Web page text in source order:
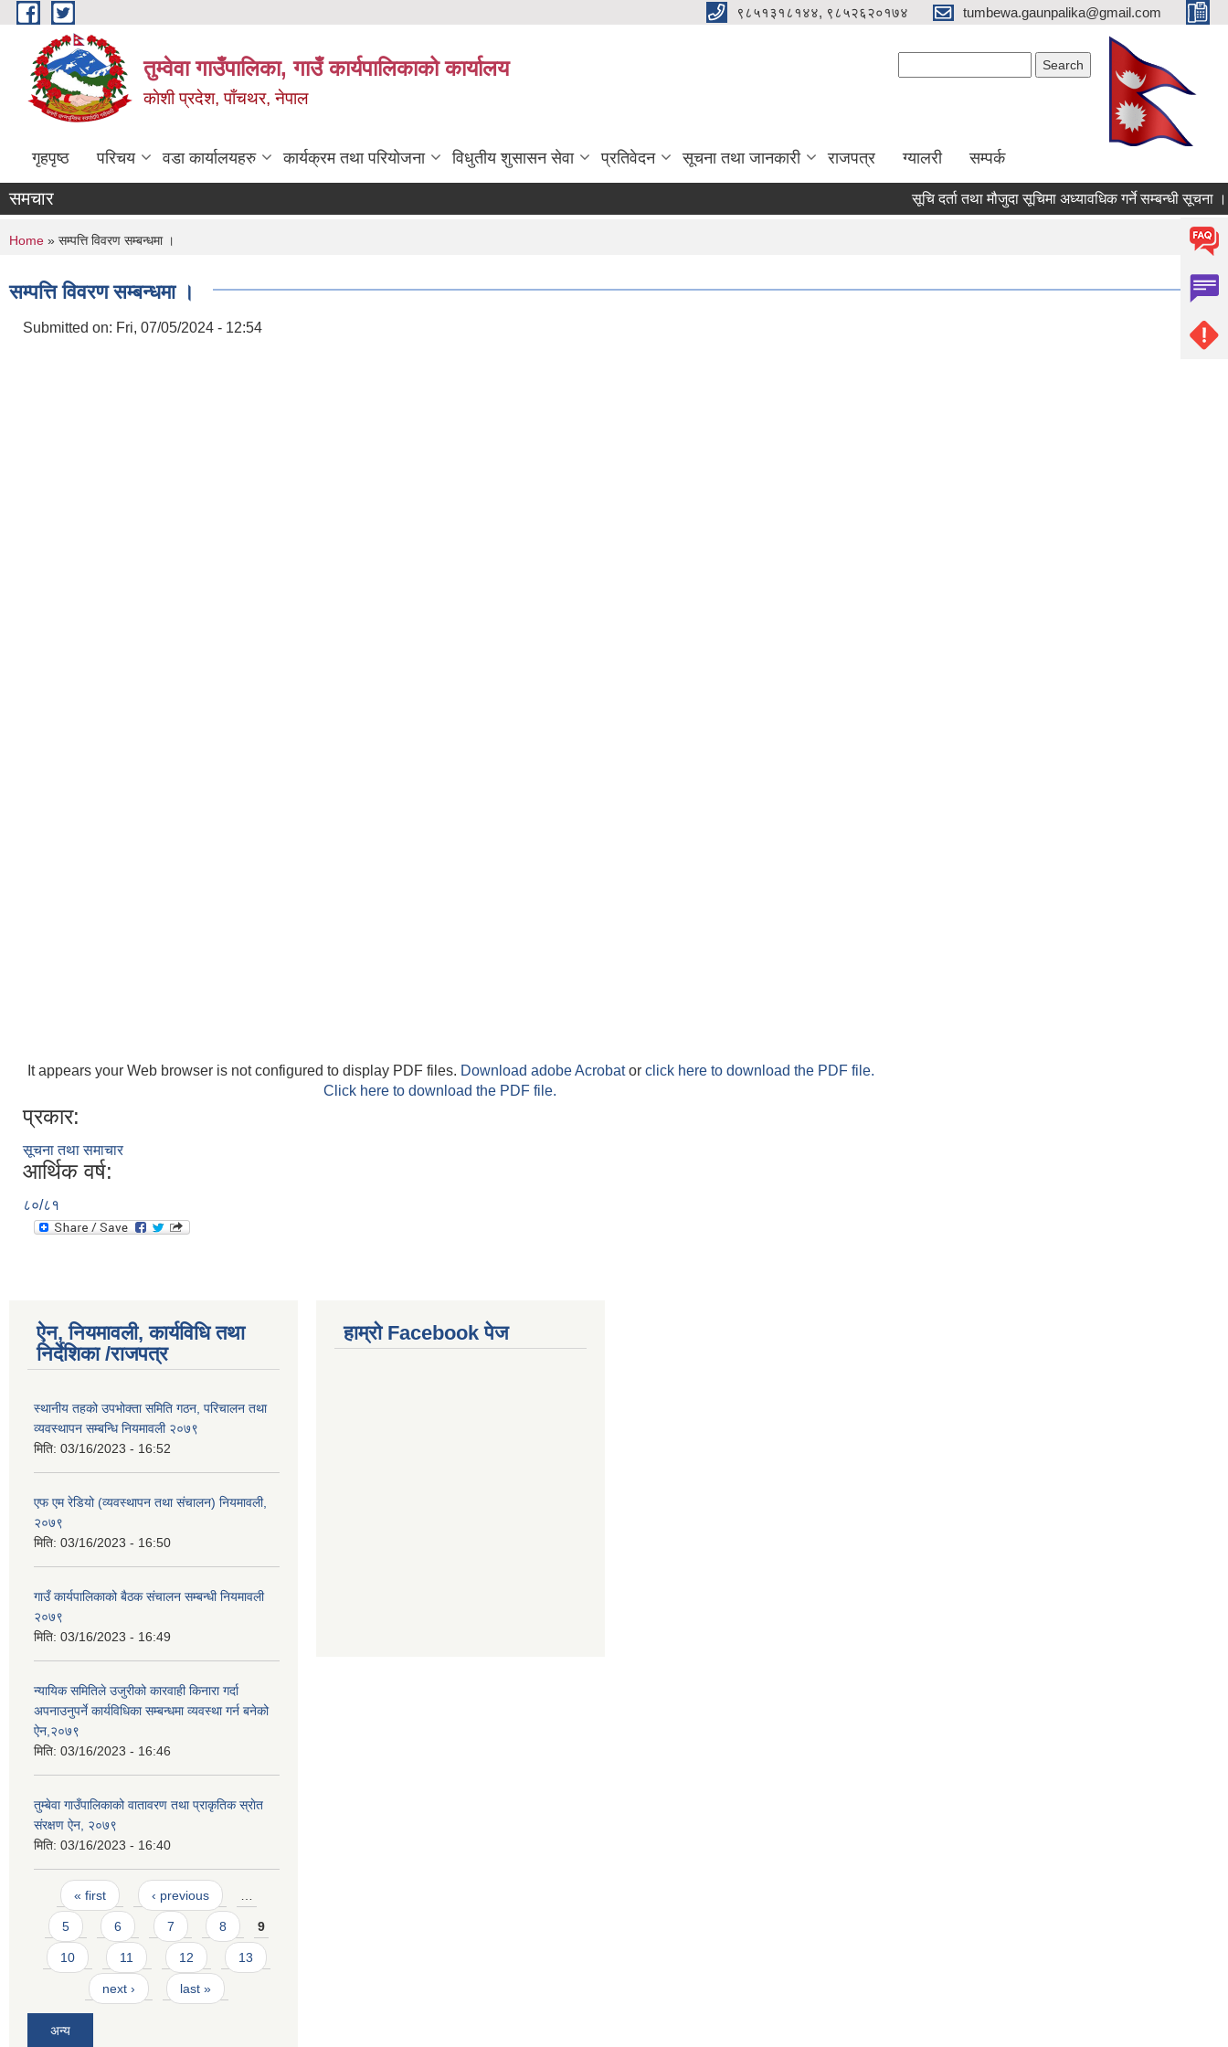
Skip to main content ९८५१३१८१४४, ९८५२६२०१७४ tumbewa.gaunpalika@gmail.com
तुम्वेवा गाउँपालिका, गाउँ कार्यपालिकाको कार्यालय
काेशी प्रदेश, पाँचथर, नेपाल
गृहपृष्ठ परिचय वडा कार्यालयहरु कार्यक्रम तथा परियोजना विधुतीय शुसासन सेवा प्रतिवेदन सूचना तथा जानकारी राजपत्र ग्यालरी सम्पर्क
समचार सूचि दर्ता तथा मौजुदा सूचिमा अध्यावधिक गर्ने सम्बन्धी सूचना ।
You are here
Home » सम्पत्ति विवरण सम्बन्धमा ।
सम्पत्ति विवरण सम्बन्धमा ।
Submitted on: Fri, 07/05/2024 - 12:54
It appears your Web browser is not configured to display PDF files. Download adobe Acrobator click here to download the PDF file.
Click here to download the PDF file.
प्रकार:
सूचना तथा समाचार
आर्थिक वर्ष:
८०/८१
ऐन, नियमावली, कार्यविधि तथा
निर्देशिका /राजपत्र
स्थानीय तहको उपभोक्ता समिति गठन, परिचालन तथा
व्यवस्थापन सम्बन्धि नियमावली २०७९
मिति: 03/16/2023 - 16:52
एफ एम रेडियो (व्यवस्थापन तथा संचालन) नियमावली,
२०७९
मिति: 03/16/2023 - 16:50
गाउँ कार्यपालिकाको बैठक संचालन सम्बन्धी नियमावली
२०७९
मिति: 03/16/2023 - 16:49
न्यायिक समितिले उजुरीको कारवाही किनारा गर्दा
अपनाउनुपर्ने कार्यविधिका सम्बन्धमा व्यवस्था गर्न बनेको
ऐन,२०७९
मिति: 03/16/2023 - 16:46
तुम्बेवा गाउँपालिकाको वातावरण तथा प्राकृतिक स्राेत
संरक्षण ऐन, २०७९
मिति: 03/16/2023 - 16:40
Pages
« first ‹ previous
5 6 7 8 9
10 11 12 13
next › last »
अन्य
हाम्राे Facebook पेज